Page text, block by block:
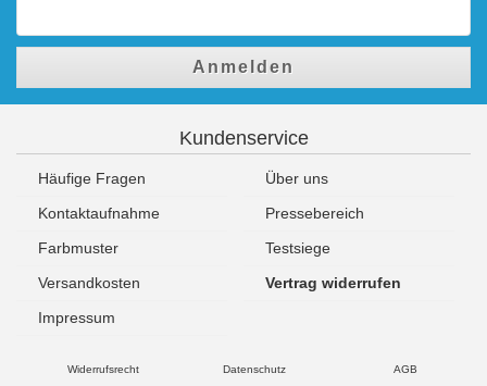
Anmelden
Kundenservice
Häufige Fragen
Über uns
Kontaktaufnahme
Pressebereich
Farbmuster
Testsiege
Versandkosten
Vertrag widerrufen
Impressum
Widerrufsrecht Datenschutz AGB